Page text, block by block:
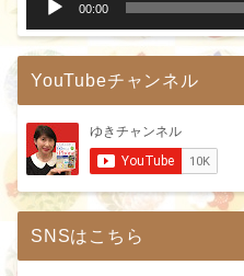
00:00
YouTubeチャンネル
SNSはこちら